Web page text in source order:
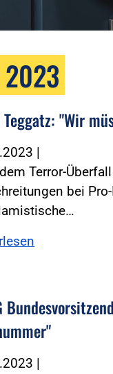
"Wir
|
Terror-
bei
|